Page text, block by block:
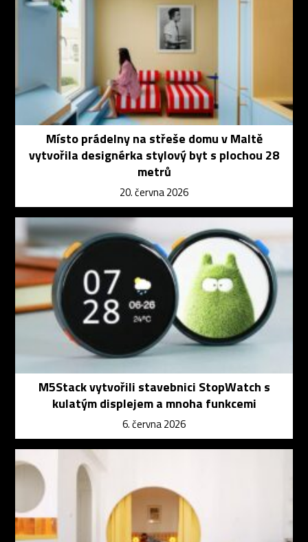
Místo prádelny na střeše domu v Maltě
vytvořila designérka stylový byt s plochou 28
metrů
20. června 2026
M5Stack vytvořili stavebnici StopWatch s
kulatým displejem a mnoha funkcemi
6. června 2026